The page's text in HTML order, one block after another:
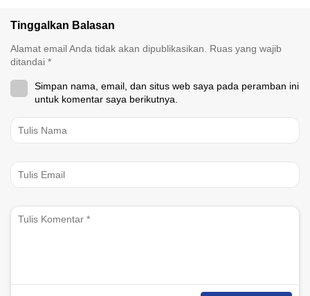
Tinggalkan Balasan
Alamat email Anda tidak akan dipublikasikan. Ruas yang wajib
ditandai *
Simpan nama, email, dan situs web saya pada peramban ini
untuk komentar saya berikutnya.